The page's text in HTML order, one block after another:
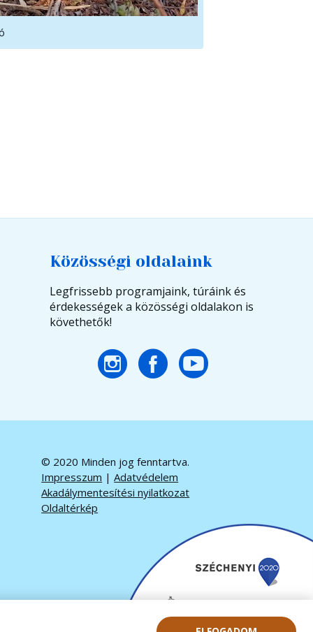
Közösségi oldalaink
Legfrissebb programjaink, túráink és
érdekességek a közösségi oldalakon is
követhetők!
© 2020 Minden jog fenntartva.
Impresszum |Adatvédelem
Akadálymentesítési nyilatkozat
Oldaltérkép